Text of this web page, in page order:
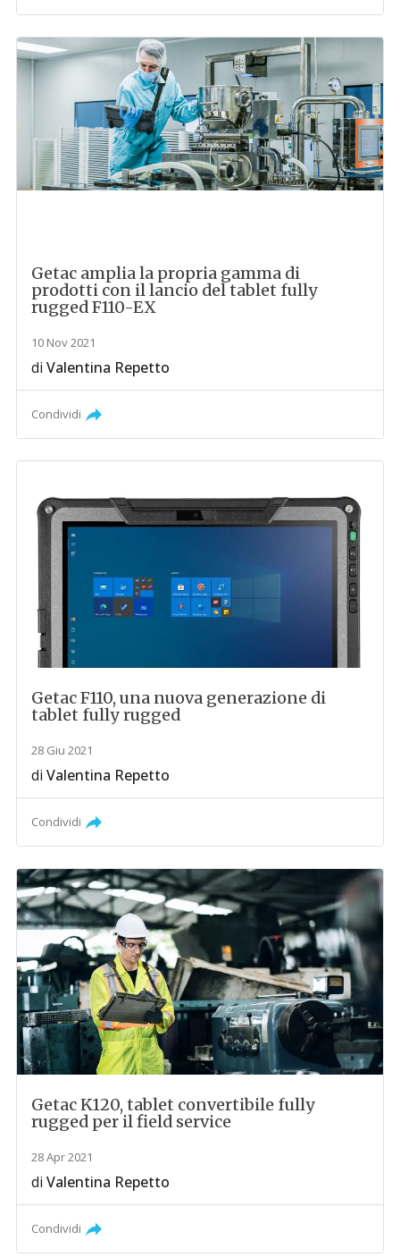
Getac amplia la propria gamma di
prodotti con il lancio del tablet fully
rugged F110-EX
10 Nov 2021
diValentina Repetto
Condividi
Getac F110, una nuova generazione di
tablet fully rugged
28 Giu 2021
diValentina Repetto
Condividi
Getac K120, tablet convertibile fully
rugged per il field service
28 Apr 2021
diValentina Repetto
Condividi